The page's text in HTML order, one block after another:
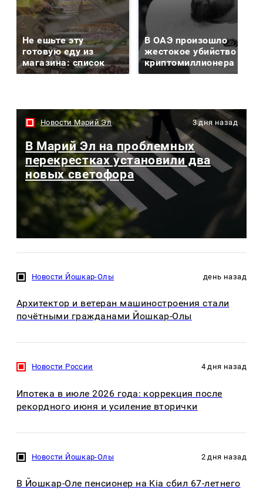
Не ешьте эту
готовую еду из
магазина: список
В ОАЭ произошло
жестокое убийство
криптомиллионера
Новости Марий Эл 3 дня назад
В Марий Эл на проблемных
перекрестках установили два
новых светофора
Новости Йошкар-Олы день назад
Архитектор и ветеран машиностроения стали
почётными гражданами Йошкар-Олы
Новости России 4 дня назад
Ипотека в июле 2026 года: коррекция после
рекордного июня и усиление вторички
Новости Йошкар-Олы 2 дня назад
В Йошкар-Оле пенсионер на Kia сбил 67-летнего